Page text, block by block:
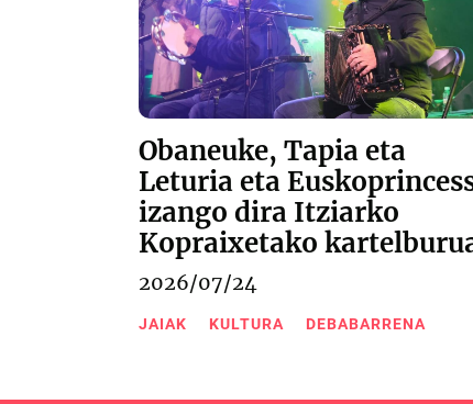
Obaneuke, Tapia eta
Leturia eta
izango dira Itziarko
Kopraixetako
2026/07/24
JAIAK KULTURA DEBABARRENA